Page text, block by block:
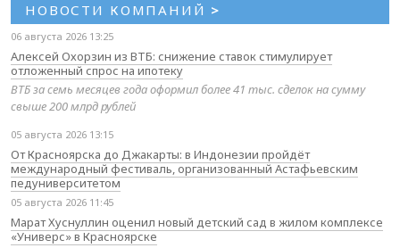
НОВОСТИ КОМПАНИЙ >
06 августа 2026 13:25
Алексей Охорзин из ВТБ: снижение ставок стимулирует
отложенный спрос на ипотеку
ВТБ за семь месяцев года оформил более 41 тыс. сделок на сумму
свыше 200 млрд рублей
05 августа 2026 13:15
От Красноярска до Джакарты: в Индонезии пройдёт
международный фестиваль, организованный Астафьевским
педуниверситетом
05 августа 2026 11:45
Марат Хуснуллин оценил новый детский сад в жилом комплексе
«Универс» в Красноярске